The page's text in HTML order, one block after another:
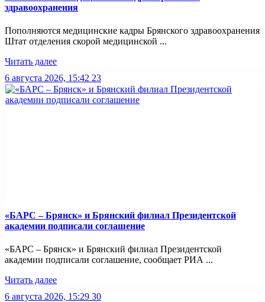
здравоохранения
Пополняются медицинские кадры Брянского здравоохранения
Штат отделения скорой медицинской ...
Читать далее
6 августа 2026, 15:42 23
«БАРС – Брянск» и Брянский филиал Президентской
академии подписали соглашение
«БАРС – Брянск» и Брянский филиал Президентской
академии подписали соглашение, сообщает РИА ...
Читать далее
6 августа 2026, 15:29 30